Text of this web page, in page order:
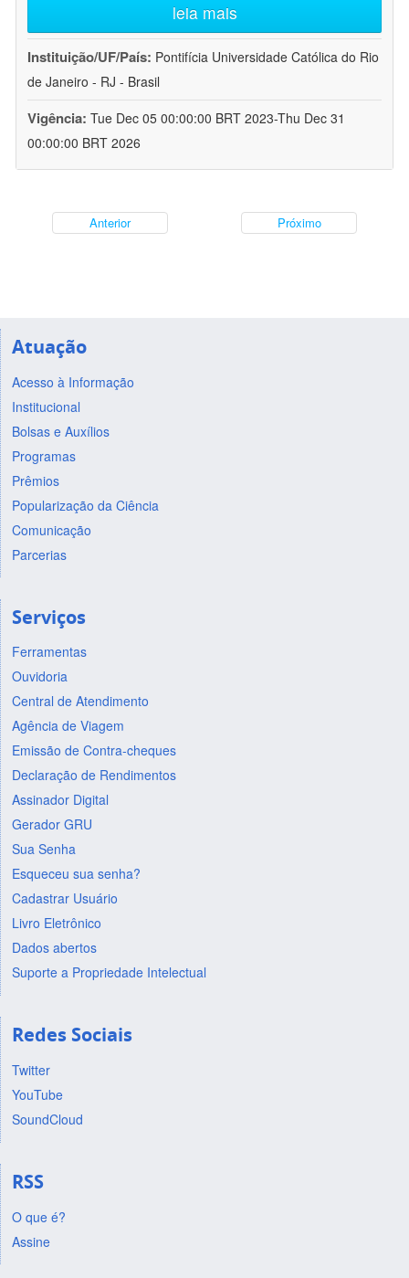
leia mais
Instituição/UF/País: Pontifícia Universidade Católica do Rio
de Janeiro - RJ - Brasil
Vigência: Tue Dec 05 00:00:00 BRT 2023-Thu Dec 31
00:00:00 BRT 2026
Anterior Próximo
Atuação
Acesso à Informação
Institucional
Bolsas e Auxílios
Programas
Prêmios
Popularização da Ciência
Comunicação
Parcerias
Serviços
Ferramentas
Ouvidoria
Central de Atendimento
Agência de Viagem
Emissão de Contra-cheques
Declaração de Rendimentos
Assinador Digital
Gerador GRU
Sua Senha
Esqueceu sua senha?
Cadastrar Usuário
Livro Eletrônico
Dados abertos
Suporte a Propriedade Intelectual
Redes Sociais
Twitter
YouTube
SoundCloud
RSS
O que é?
Assine